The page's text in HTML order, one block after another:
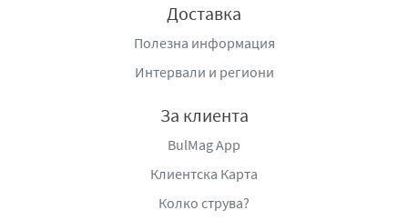
Доставка
Полезна информация
Интервали и региони
За клиента
BulMag App
Клиентска Карта
Колко струва?